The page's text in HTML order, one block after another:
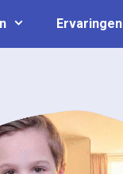
Ervaringen